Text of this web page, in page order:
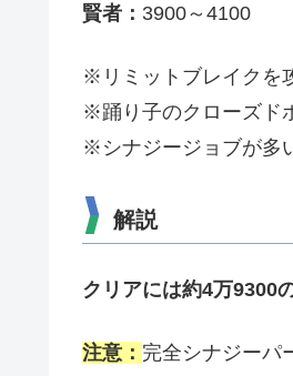
賢者： 3900～4100
※リミットブレイクを
※踊り子のクローズド
※シナジージョブが多
解説
クリアには約4万9300
注意： 完全シナジーパ